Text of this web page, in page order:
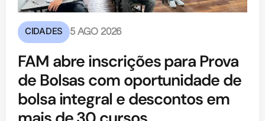
CIDADES 5 AGO 2026
FAM abre inscrições para Prova
de Bolsas com oportunidade de
bolsa integral e descontos em